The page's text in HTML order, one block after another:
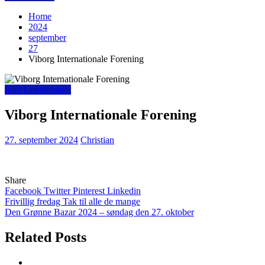
Home
2024
september
27
Viborg Internationale Forening
Ikke kategoriseret
Viborg Internationale Forening
27. september 2024 Christian
Share
Facebook TwitterPinterest Linkedin
Indlægsnavigation
Frivillig fredag Tak til alle de mange
Den Grønne Bazar 2024 – søndag den 27. oktober
Related Posts